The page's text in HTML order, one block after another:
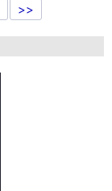
>>